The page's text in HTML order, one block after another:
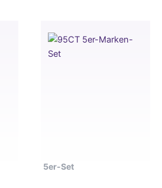
5er-Set